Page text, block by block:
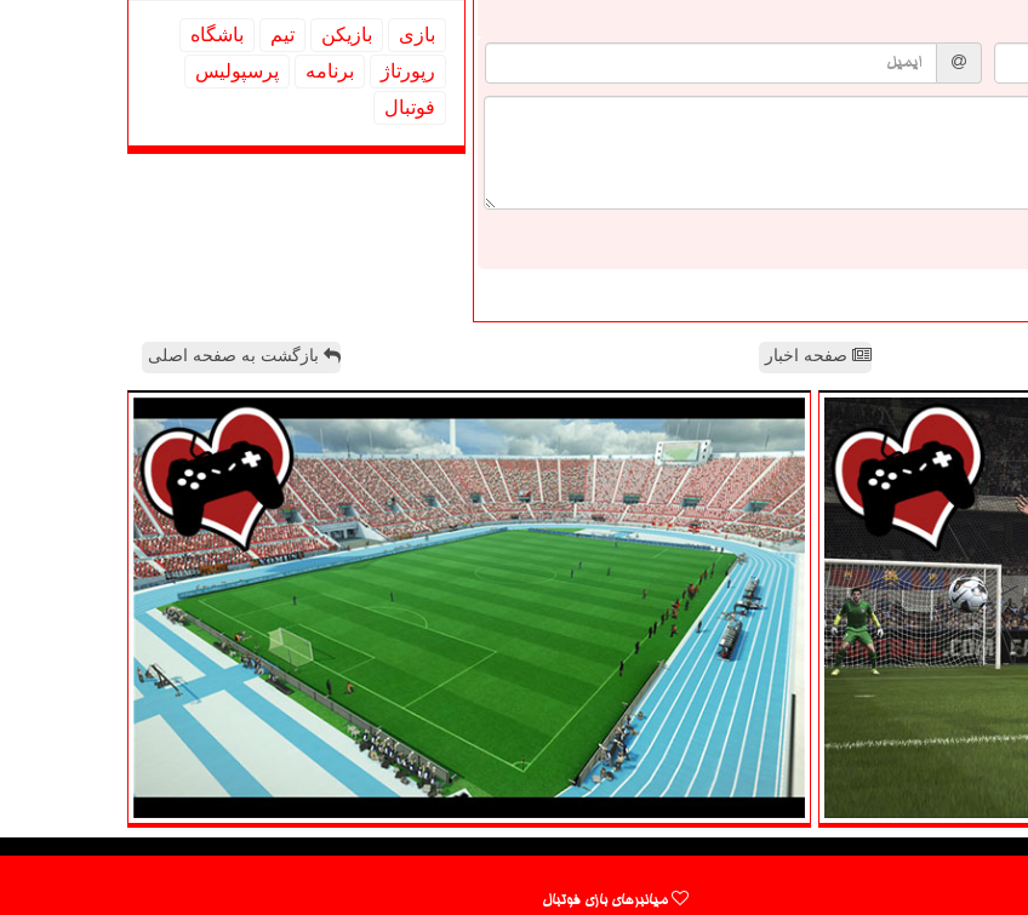
بازی بازیكن تیم
باشگاه
رپورتاژ
برنامه
پرسپولیس
فوتبال
صفحه اخبار بازگشت به صفحه اصلی
میانبرهای بازی فوتبال